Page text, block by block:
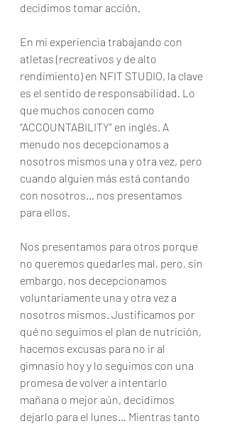
decidimos tomar acción.
En mi experiencia trabajando con
atletas (recreativos y de alto
rendimiento) en NFIT STUDIO, la clave
es el sentido de responsabilidad. Lo
que muchos conocen como
“ACCOUNTABILITY” en inglés. A
menudo nos decepcionamos a
nosotros mismos una y otra vez, pero
cuando alguien más está contando
con nosotros… nos presentamos
para ellos.
Nos presentamos para otros porque
no queremos quedarles mal, pero, sin
embargo, nos decepcionamos
voluntariamente una y otra vez a
nosotros mismos. Justificamos por
qué no seguimos el plan de nutrición,
hacemos excusas para no ir al
gimnasio hoy y lo seguimos con una
promesa de volver a intentarlo
mañana o mejor aún, decidimos
dejarlo para el lunes… Mientras tanto